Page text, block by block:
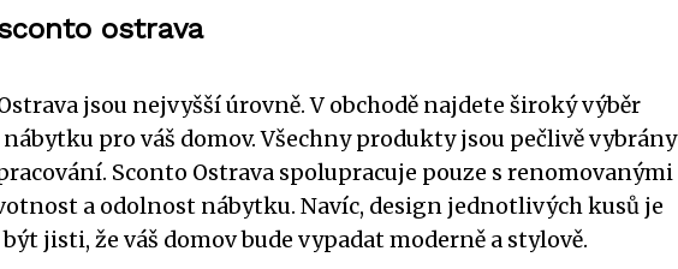
ostrava
jsou nejvyšší úrovně. V obchodě najdete široký výběr
pro váš domov. Všechny produkty jsou pečlivě vybrány
Sconto Ostrava spolupracuje pouze s renomovanými
a odolnost nábytku. Navíc, design jednotlivých kusů je
jisti, že váš domov bude vypadat moderně a stylově.